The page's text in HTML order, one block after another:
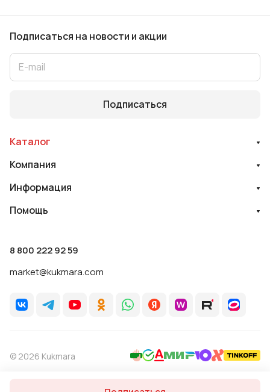
Подписаться на новости и акции
Подписаться
Каталог
Компания
Информация
Помощь
8 800 222 92 59
market@kukmara.com
© 2026 Kukmara